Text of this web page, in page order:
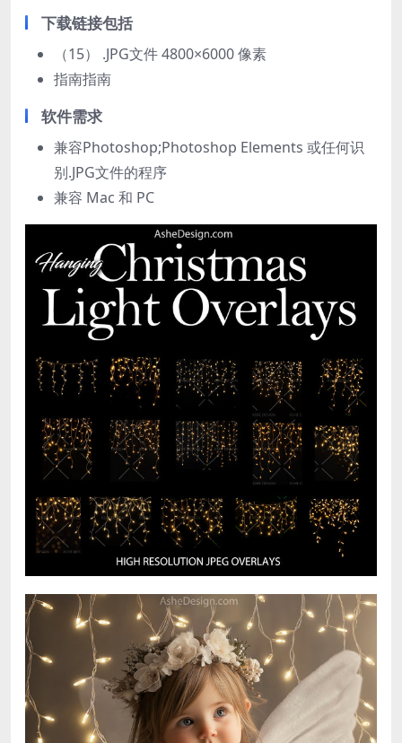
下载链接包括
（15） .JPG文件 4800×6000 像素
指南指南
软件需求
兼容Photoshop;Photoshop Elements 或任何识
别.JPG文件的程序
兼容 Mac 和 PC